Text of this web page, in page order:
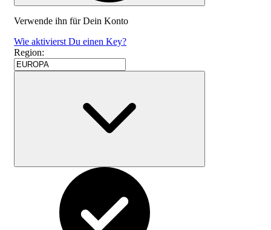
Verwende ihn für Dein Konto
Wie aktivierst Du einen Key?
Region: